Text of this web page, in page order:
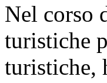
Nel corso
turistiche
turistiche,